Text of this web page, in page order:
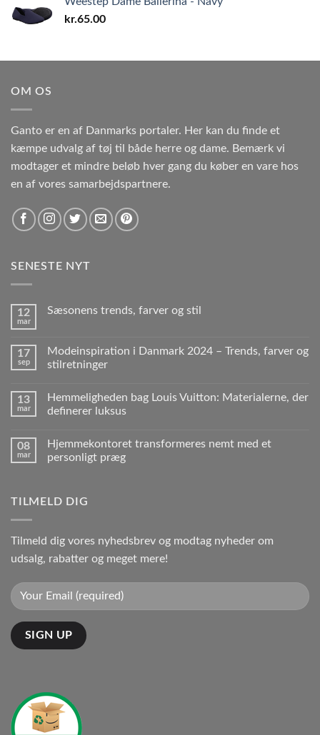
kr.65.00
OM OS
Ganto er en af Danmarks portaler. Her kan du finde et
kæmpe udvalg af tøj til både herre og dame. Bemærk vi
modtager et mindre beløb hver gang du køber en vare hos
en af vores samarbejdspartnere.
SENESTE NYT
12
mar
Sæsonens trends, farver og stil
17
sep
Modeinspiration i Danmark 2024 – Trends, farver og
stilretninger
13
mar
Hemmeligheden bag Louis Vuitton: Materialerne, der
definerer luksus
08
mar
Hjemmekontoret transformeres nemt med et
personligt præg
TILMELD DIG
Tilmeld dig vores nyhedsbrev og modtag nyheder om
udsalg, rabatter og meget mere!